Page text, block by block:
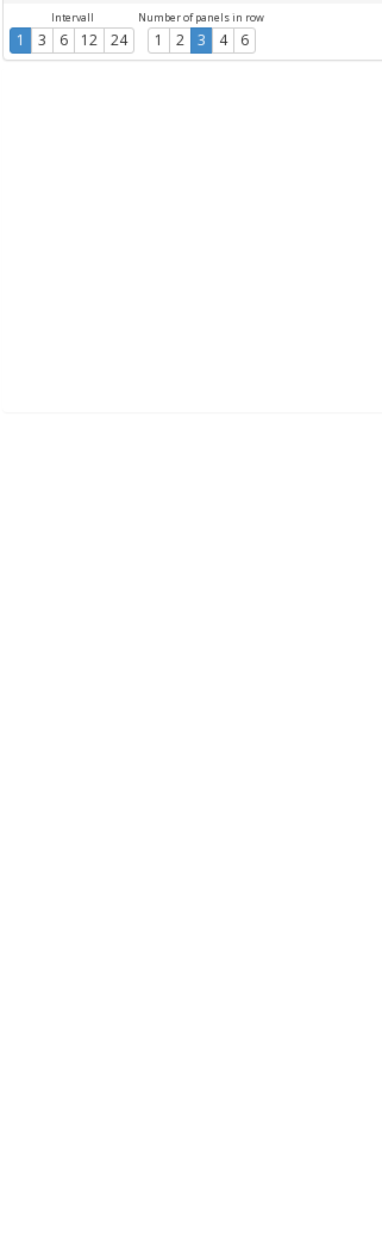
Intervall
1 3 6 12 24
Number of panels in row
1 2 3 4 6